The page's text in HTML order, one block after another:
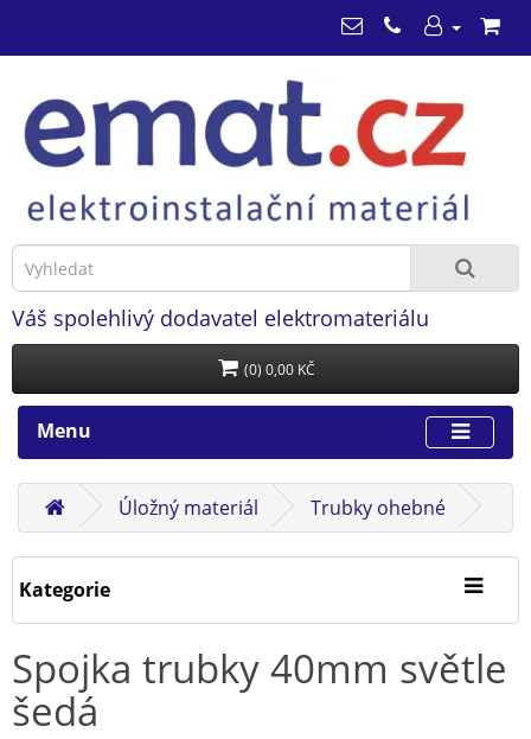
Váš spolehlivý dodavatel elektromateriálu
(0) 0,00 KČ
Menu
Úložný materiál Trubky ohebné
Kategorie
Spojka trubky 40mm světle
šedá